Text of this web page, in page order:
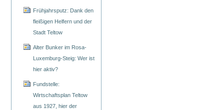
Frühjahrsputz: Dank den
fleißigen Helfern und der
Stadt Teltow
Alter Bunker im Rosa-
Luxemburg-Steig: Wer ist
hier aktiv?
Fundstelle:
Wirtschaftsplan Teltow
aus 1927, hier der